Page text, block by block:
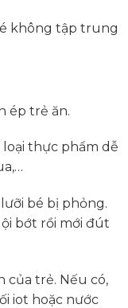
không tập trung
ép trẻ ăn.
thực phẩm dễ
bé bị phỏng.
bớt rồi mới đút
của trẻ. Nếu có,
iot hoặc nước